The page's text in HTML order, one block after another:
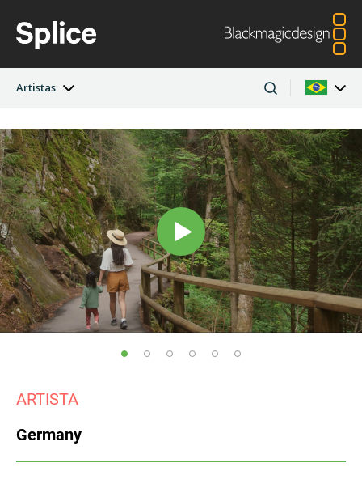
Artistas
Última Edição
Projetos
Artistas
Empresas
Argentina Australia
Austria Brazil
Canada China
Denmark Finland
France Germany
Hong Kong SAR, India
Italy
Korea
ARTISTA
Germany